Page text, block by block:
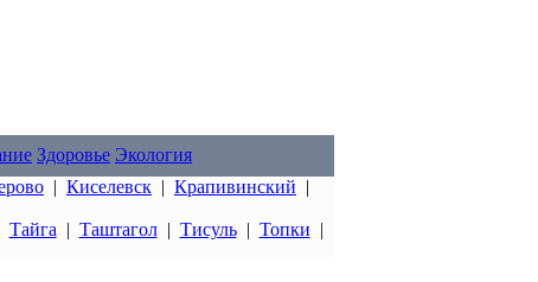
Здоровье Экология
| Киселевск | Крапивинский |
Тайга | Таштагол| Тисуль| Топки |